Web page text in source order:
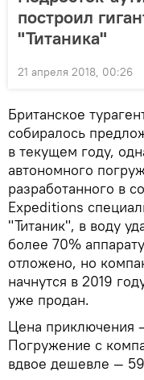
построил
"Титаника"
21 апреля 2018, 00:26
Британское
собиралось
в текущем году,
автономного
разработанного в
Expeditions
"Титаник", в воду
более 70%
отложено, но
начнутся в 2019
уже продан.
Цена приключения
Погружение с
вдвое дешевле —